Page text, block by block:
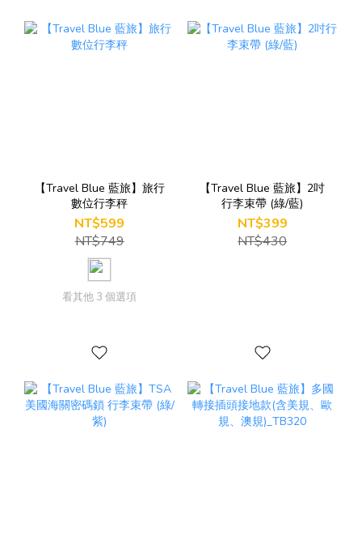
【Travel Blue 藍旅】旅行
數位行李秤
NT$599
NT$749
看其他 3 個選項
【Travel Blue 藍旅】2吋
行李束帶 (綠/藍)
NT$399
NT$430